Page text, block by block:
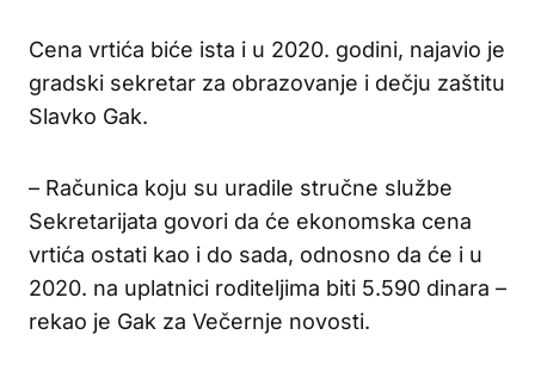
Cena vrtića biće ista i u 2020. godini, najavio je
gradski sekretar za obrazovanje i dečju zaštitu
Slavko Gak.
– Računica koju su uradile stručne službe
Sekretarijata govori da će ekonomska cena
vrtića ostati kao i do sada, odnosno da će i u
2020. na uplatnici roditeljima biti 5.590 dinara –
rekao je Gak za Večernje novosti.